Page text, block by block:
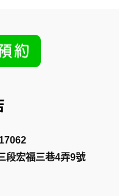
段宏福三巷4弄9號